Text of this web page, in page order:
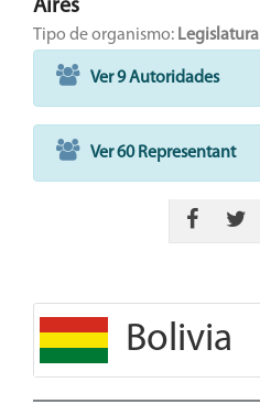
Aires
Tipo de organismo: Legislatura
Ver 9 Autoridades
Ver 60 Representant
Bolivia